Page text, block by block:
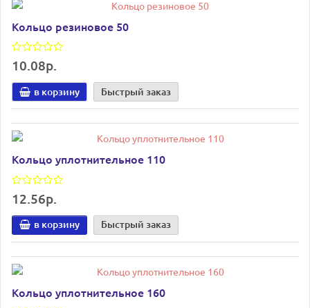
Кольцо резиновое 50
10.08р.
в корзину Быстрый заказ
Кольцо уплотнительное 110
12.56р.
в корзину Быстрый заказ
Кольцо уплотнительное 160